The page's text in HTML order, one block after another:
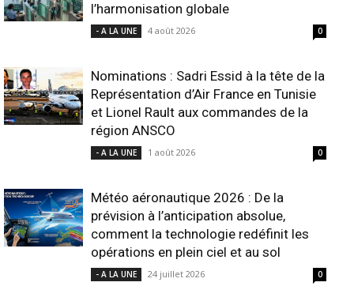
l’harmonisation globale
- A LA UNE 4 août 2026 0
Nominations : Sadri Essid à la tête de la
Représentation d’Air France en Tunisie
et Lionel Rault aux commandes de la
région ANSCO
- A LA UNE 1 août 2026 0
Météo aéronautique 2026 : De la
prévision à l’anticipation absolue,
comment la technologie redéfinit les
opérations en plein ciel et au sol
- A LA UNE 24 juillet 2026 0